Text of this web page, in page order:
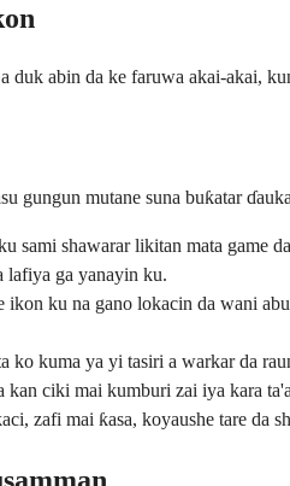
abin da ke faruwa akai-akai,
mutane suna buƙatar
sami shawarar likitan mata
lafiya ga yanayin ku.
ku na gano lokacin da wani
ko kuma ya yi tasiri a warkar da
kan ciki mai kumburi zai iya kara
zafi mai ƙasa, koyaushe tare da